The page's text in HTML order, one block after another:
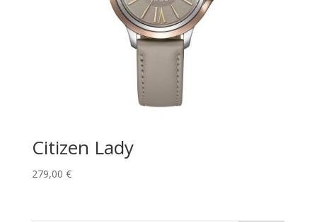
Citizen Lady
279,00 €